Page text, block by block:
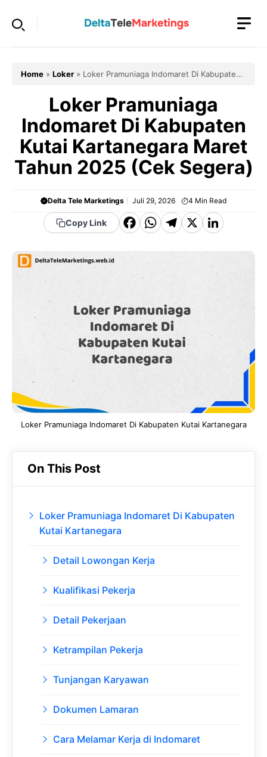
Home » Loker » Loker Pramuniaga Indomaret Di Kabupaten
Loker Pramuniaga
Indomaret Di Kabupaten
Kutai Kartanegara Maret
Tahun 2025 (Cek Segera)
Delta Tele Marketings Juli 29, 2026 4 Min Read
Copy Link
F
e
o
o
k
W
a
t
A
p
p
T
g
r
a
m
X Li
k
e
Loker Pramuniaga Indomaret Di Kabupaten Kutai Kartanegara
On This Post
Loker Pramuniaga Indomaret Di Kabupaten
Kutai Kartanegara
Detail Lowongan Kerja
Kualifikasi Pekerja
Detail Pekerjaan
Ketrampilan Pekerja
Tunjangan Karyawan
Dokumen Lamaran
Cara Melamar Kerja di Indomaret